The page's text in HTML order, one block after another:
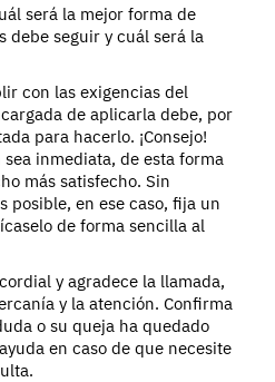
será la mejor forma de
debe seguir y cuál será la
con las exigencias del
de aplicarla debe, por
para hacerlo. ¡Consejo!
inmediata, de esta forma
más satisfecho. Sin
posible, en ese caso, fija un
de forma sencilla al
y agradece la llamada,
y la atención. Confirma
o su queja ha quedado
en caso de que necesite